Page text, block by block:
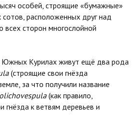
особей, строящие «бумажные»
сотов, расположенных друг над
всех сторон многослойной
Курилах живут ещё два рода
(строящие свои гнёзда
за что получили название
(как правило,
к ветвям деревьев и